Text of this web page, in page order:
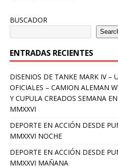
BUSCADOR
ENTRADAS RECIENTES
DISENIOS DE TANKE MARK IV –
OFICIALES – CAMION ALEMAN
Y CUPULA CREADOS SEMANA
MMXXVI
DEPORTE EN ACCIÓN DESDE
MMXXVI NOCHE
DEPORTE EN ACCIÓN DESDE
MMXXVI MAÑANA